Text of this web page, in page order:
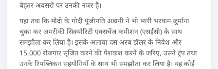
बेहतर अवसरों पर उनकी नजर है।
यहां तक कि मोदी के गोदी पूंजीपति अडानी ने भी भारी भरकम जुर्माना
चुका कर अमरीकी सिक्योरिटी एक्सचेंज कमीशन (एसईसी) के साथ
समझौता कर लिया है। इसके अलावा दस अरब डॉलर के निवेश और
15,000 रोजगार सृजित करने की पेशकश करने के जरिए, उसने ट्रंप तथा
उनके रिपब्लिकन सहयोगियों के साथ भी समझौता कर लिया है। यह कोई